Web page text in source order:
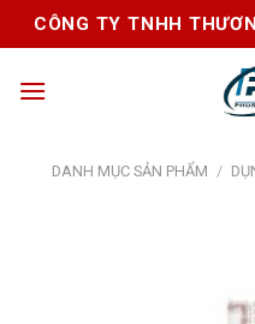
Skip
to
CÔNG TY TNHH
DANH MỤC SẢN PHẨM /